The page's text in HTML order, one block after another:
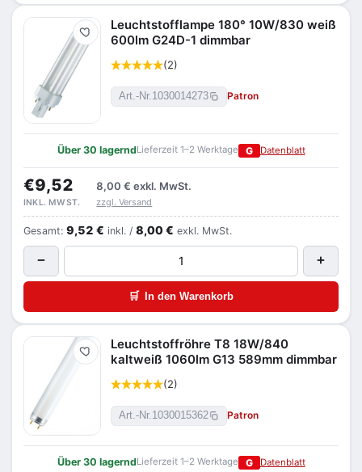
Merken
Leuchtstofflampe 180° 10W/830 weiß
600lm G24D-1 dimmbar
(2)
Art.-Nr. 1030014273 Patron
Über 30 lagerndLieferzeit 1–2 Werktage G Datenblatt
€9,52 8,00 € exkl. MwSt.
INKL. MWST. zzgl. Versand
Gesamt: 9,52 € inkl. / 8,00 € exkl. MwSt.
− +
🛒 In den Warenkorb
Merken
Leuchtstoffröhre T8 18W/840
kaltweiß 1060lm G13 589mm dimmbar
(2)
Art.-Nr. 1030015362 Patron
Über 30 lagerndLieferzeit 1–2 Werktage G Datenblatt